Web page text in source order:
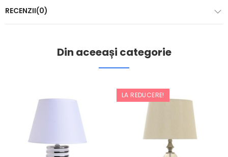
RECENZII(0)
Din aceeași categorie
LA REDUCERE!